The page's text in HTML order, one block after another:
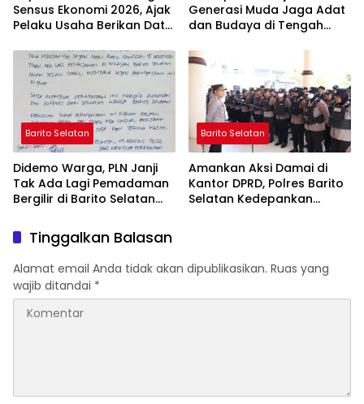
Sensus Ekonomi 2026, Ajak
Pelaku Usaha Berikan Data
Generasi Muda Jaga Adat
dan Budaya di Tengah
Barito Selatan
Didemo Warga, PLN Janji
Tak Ada Lagi Pemadaman
Bergilir di Barito Selatan
Barito Selatan
Amankan Aksi Damai di
Kantor DPRD, Polres Barito
Selatan Kedepankan
Tinggalkan Balasan
Alamat email Anda tidak akan dipublikasikan. Ruas yang
wajib ditandai *